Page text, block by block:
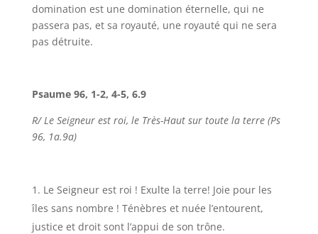
domination est une domination éternelle, qui ne
passera pas, et sa royauté, une royauté qui ne sera
pas détruite.
Psaume 96, 1-2, 4-5, 6.9
R/ Le Seigneur est roi, le Très-Haut sur toute la terre (Ps
96, 1a.9a)
Le Seigneur est roi ! Exulte la terre! Joie pour les
îles sans nombre ! Ténèbres et nuée l’entourent,
justice et droit sont l’appui de son trône.